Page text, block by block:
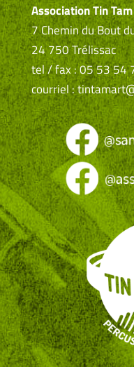
Association Tin
7 Chemin du Bout
24 750 Trélissac
tel / fax : 05 53 54
courriel :